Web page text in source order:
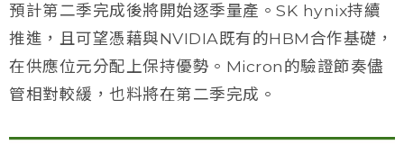
預計第二季完成後將開始逐季量產。SK hynix持續
推進，且可望憑藉與NVIDIA既有的HBM合作基礎，
在供應位元分配上保持優勢。Micron的驗證節奏儘
管相對較緩，也料將在第二季完成。